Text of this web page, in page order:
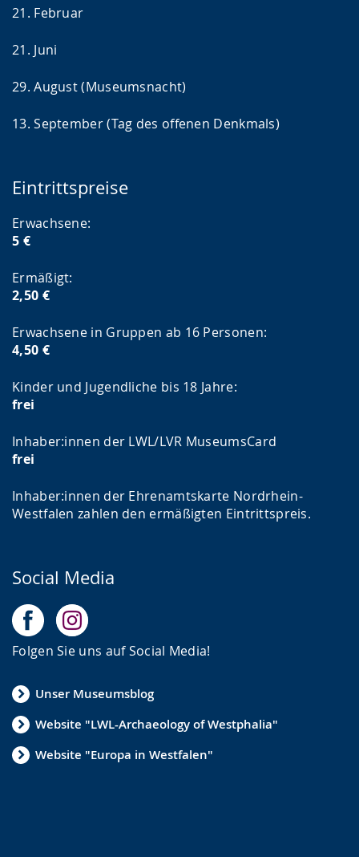
21. Februar
21. Juni
29. August (Museumsnacht)
13. September (Tag des offenen Denkmals)
Eintrittspreise
Erwachsene:
5 €
Ermäßigt:
2,50 €
Erwachsene in Gruppen ab 16 Personen:
4,50 €
Kinder und Jugendliche bis 18 Jahre:
frei
Inhaber:innen der LWL/LVR MuseumsCard
frei
Inhaber:innen der Ehrenamtskarte Nordrhein-
Westfalen zahlen den ermäßigten Eintrittspreis.
Social Media
Folgen Sie uns auf Social Media!
Unser Museumsblog
Website "LWL-Archaeology of Westphalia"
Website "Europa in Westfalen"